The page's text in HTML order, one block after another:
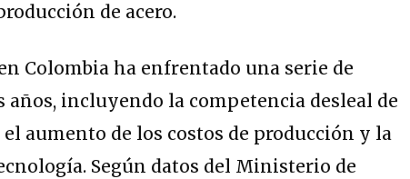
de acero.
Colombia ha enfrentado una serie de
años, incluyendo la competencia desleal de
aumento de los costos de producción y la
Según datos del Ministerio de